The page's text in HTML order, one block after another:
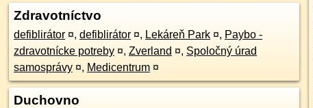
Zdravotníctvo
defiblirátor ¤, defiblirátor ¤, Lekáreň Park ¤, Paybo -
zdravotnícke potreby ¤, Zverland ¤, Spoločný úrad
samosprávy ¤, Medicentrum ¤
Duchovno